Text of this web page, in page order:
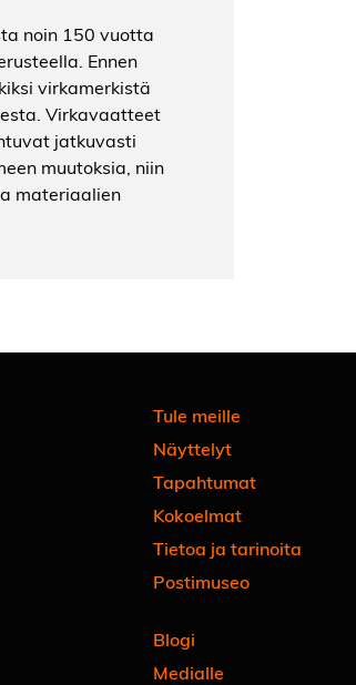
noin 150 vuotta
Ennen
virkamerkistä
Virkavaatteet
jatkuvasti
muutoksia, niin
materiaalien
Tule meille
Näyttelyt
Tapahtumat
Kokoelmat
Tietoa ja tarinoita
Postimuseo
Blogi
Medialle